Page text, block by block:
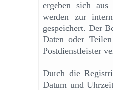
ergeben sich
werden zur
gespeichert. Der
Daten oder
Postdienstleister
Durch die
Datum und